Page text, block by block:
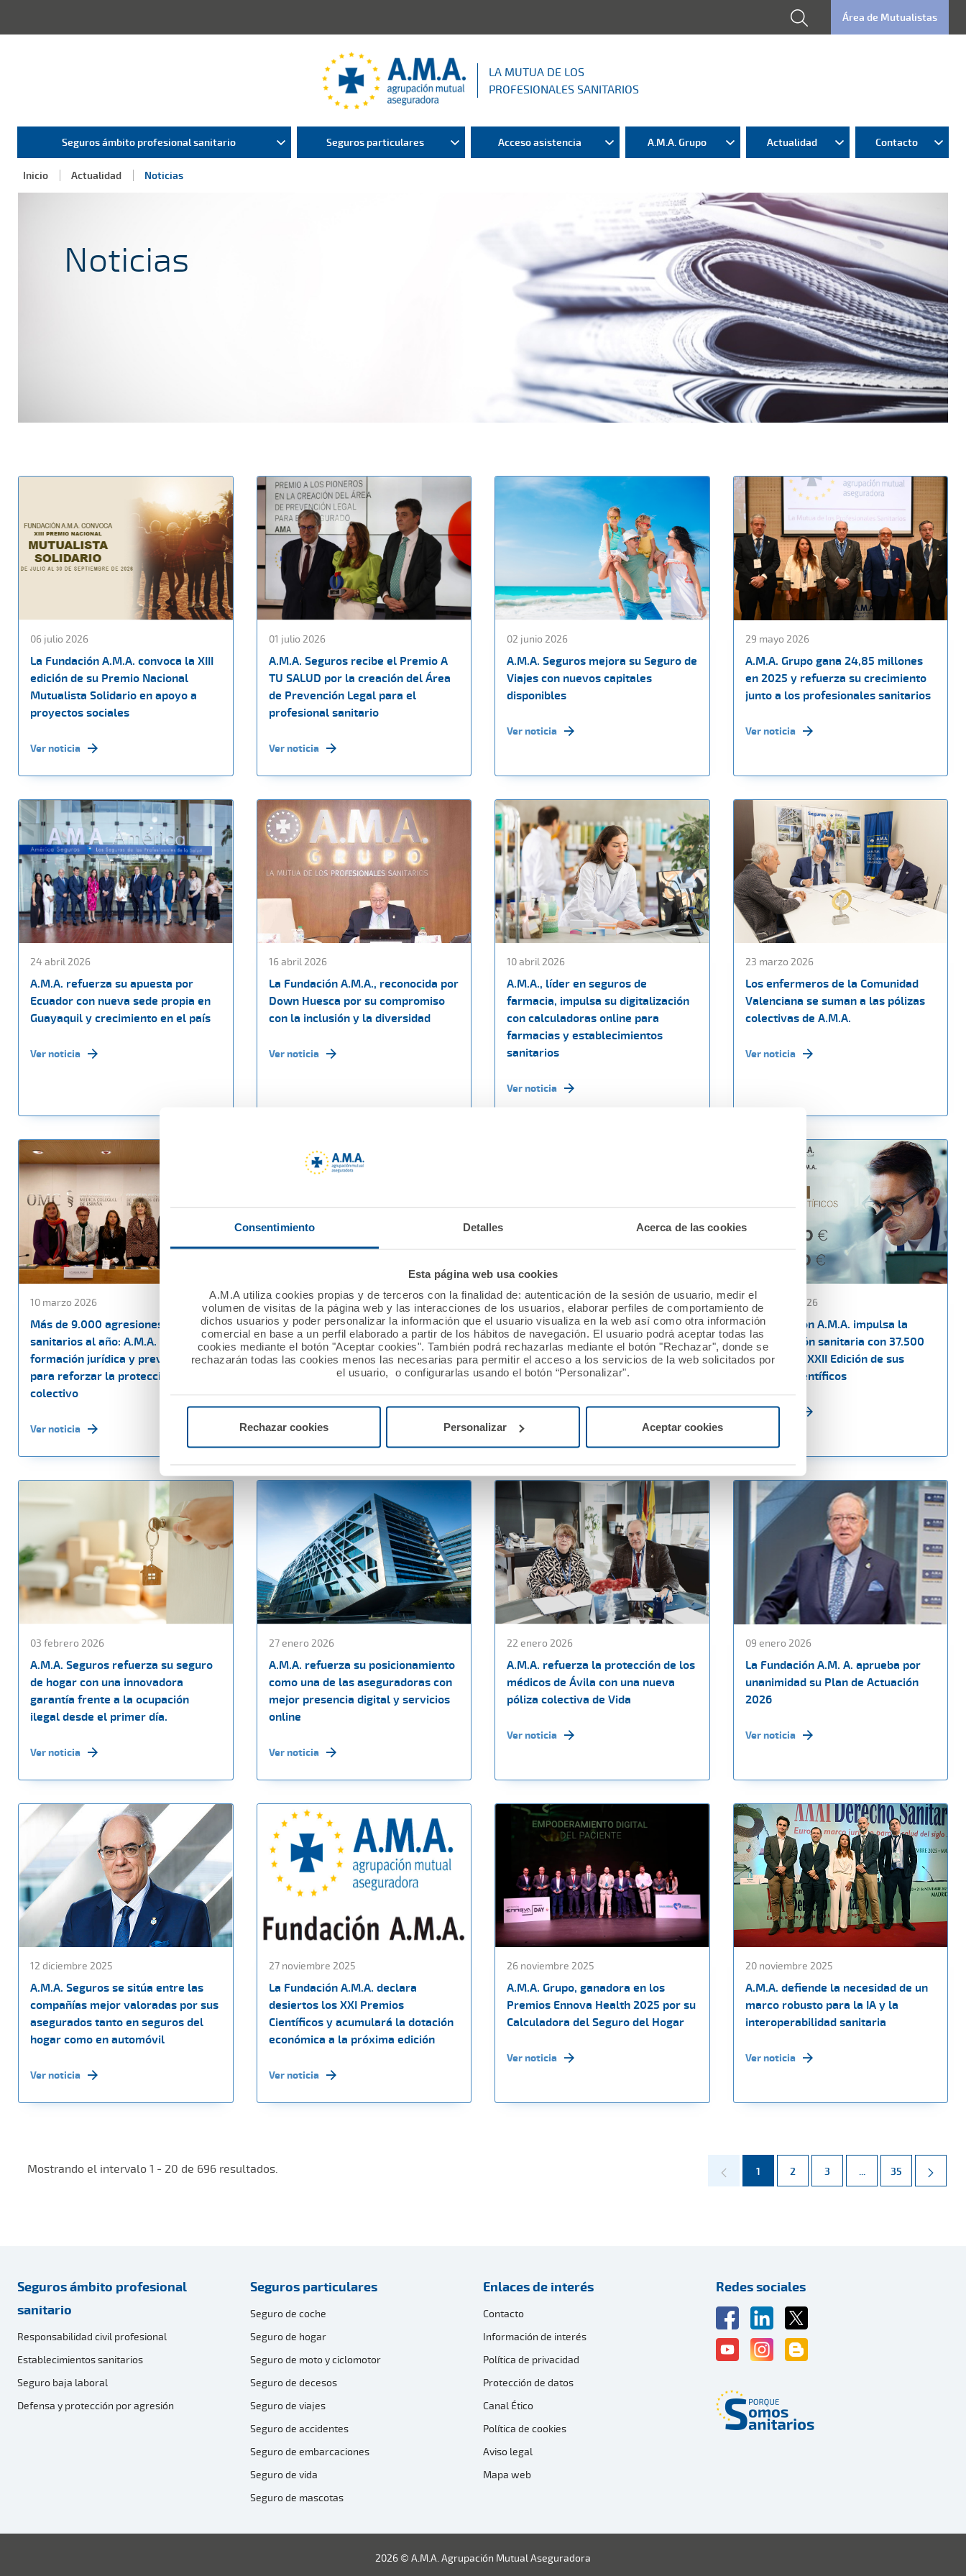
Consentimiento Detalles Acerca de las cookies
Esta página web usa cookies
A.M.A utiliza cookies propias y de terceros con la finalidad de: autenticación de la sesión de usuario, medir el
volumen de visitas de la página web y las interacciones de los usuarios, elaborar perfiles de comportamiento de
dichos usuarios y poder personalizar la información que el usuario visualiza en la web así como otra información
comercial en base a un perfil elaborado a partir de los hábitos de navegación. El usuario podrá aceptar todas las
cookies mediante el botón "Aceptar cookies". También podrá rechazarlas mediante el botón "Rechazar", donde se
rechazarán todas las cookies menos las necesarias para permitir el acceso a los servicios de la web solicitados por
el usuario, o configurarlas usando el botón “Personalizar".
Rechazar cookies Personalizar Aceptar cookies
Área de Mutualistas
LA MUTUA DE LOS
PROFESIONALES SANITARIOS
Seguros ámbito profesional sanitario Seguros particulares Acceso asistencia A.M.A. Grupo Actualidad Contacto
Inicio Actualidad Noticias
Noticias
06 julio 2026
La Fundación A.M.A. convoca la XIII
edición de su Premio Nacional
Mutualista Solidario en apoyo a
proyectos sociales
Ver noticia
01 julio 2026
A.M.A. Seguros recibe el Premio A
TU SALUD por la creación del Área
de Prevención Legal para el
profesional sanitario
Ver noticia
02 junio 2026
A.M.A. Seguros mejora su Seguro de
Viajes con nuevos capitales
disponibles
Ver noticia
29 mayo 2026
A.M.A. Grupo gana 24,85 millones
en 2025 y refuerza su crecimiento
junto a los profesionales sanitarios
Ver noticia
24 abril 2026
A.M.A. refuerza su apuesta por
Ecuador con nueva sede propia en
Guayaquil y crecimiento en el país
Ver noticia
16 abril 2026
La Fundación A.M.A., reconocida por
Down Huesca por su compromiso
con la inclusión y la diversidad
Ver noticia
10 abril 2026
A.M.A., líder en seguros de
farmacia, impulsa su digitalización
con calculadoras online para
farmacias y establecimientos
sanitarios
Ver noticia
23 marzo 2026
Los enfermeros de la Comunidad
Valenciana se suman a las pólizas
colectivas de A.M.A.
Ver noticia
10 marzo 2026
Más de 9.000 agresiones a
sanitarios al año: A.M.A. impulsa
formación jurídica y prevención
para reforzar la protección del
colectivo
Ver noticia
27 febrero 2026
La Fundación A.M.A. concede
60.000 euros a nueve proyectos
sociales en la XII edición del Premio
Nacional Mutualista Solidario.
Ver noticia
13 febrero 2026
A.M.A. reafirma su apoyo a los
profesionales sanitarios en las
Jornadas PostMIR del Grupo CTO
13 febrero 2026
La Fundación A.M.A. impulsa la
investigación sanitaria con 37.500
euros en la XXII Edición de sus
Premios Científicos
Ver noticia
03 febrero 2026
A.M.A. Seguros refuerza su seguro
de hogar con una innovadora
garantía frente a la ocupación
ilegal desde el primer día.
Ver noticia
27 enero 2026
A.M.A. refuerza su posicionamiento
como una de las aseguradoras con
mejor presencia digital y servicios
online
Ver noticia
22 enero 2026
A.M.A. refuerza la protección de los
médicos de Ávila con una nueva
póliza colectiva de Vida
Ver noticia
09 enero 2026
La Fundación A.M. A. aprueba por
unanimidad su Plan de Actuación
2026
Ver noticia
12 diciembre 2025
A.M.A. Seguros se sitúa entre las
compañías mejor valoradas por sus
asegurados tanto en seguros del
hogar como en automóvil
Ver noticia
27 noviembre 2025
La Fundación A.M.A. declara
desiertos los XXI Premios
Científicos y acumulará la dotación
económica a la próxima edición
Ver noticia
26 noviembre 2025
A.M.A. Grupo, ganadora en los
Premios Ennova Health 2025 por su
Calculadora del Seguro del Hogar
Ver noticia
20 noviembre 2025
A.M.A. defiende la necesidad de un
marco robusto para la IA y la
interoperabilidad sanitaria
Ver noticia
Mostrando el intervalo 1 - 20 de 696 resultados. Página
1 Página
2 Página
3 ... Páginas intermedias
Página
35
Seguros ámbito profesional
sanitario
Responsabilidad civil profesional
Establecimientos sanitarios
Seguro baja laboral
Defensa y protección por agresión
Seguros particulares
Seguro de coche
Seguro de hogar
Seguro de moto y ciclomotor
Seguro de decesos
Seguro de viajes
Seguro de accidentes
Seguro de embarcaciones
Seguro de vida
Seguro de mascotas
Enlaces de interés
Contacto
Información de interés
Política de privacidad
Protección de datos
Canal Ético
Política de cookies
Aviso legal
Mapa web
Redes sociales
2026 © A.M.A. Agrupación Mutual Aseguradora